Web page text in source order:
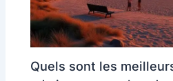
Quels sont les